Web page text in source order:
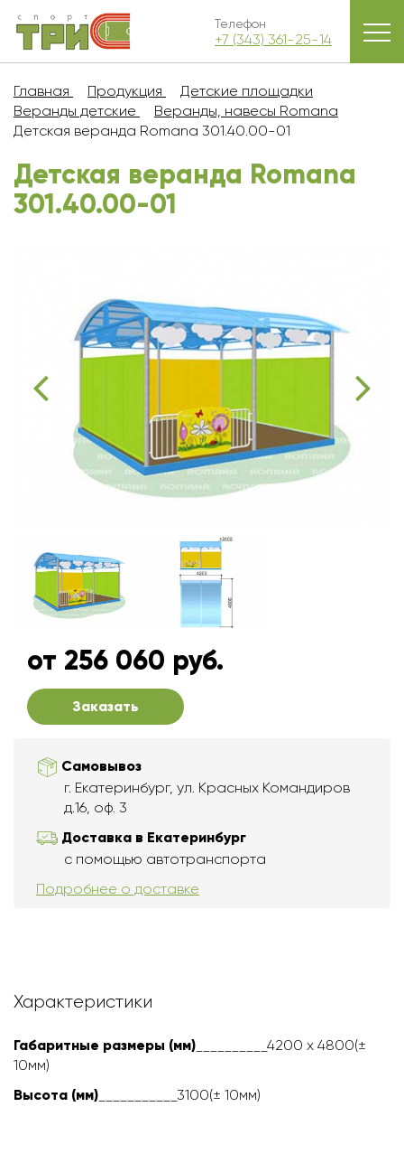
Телефон
+7 (343) 361-25-14
Главная Продукция
Детские площадки
Веранды детские
Веранды, навесы Romana
Детская веранда Romana 301.40.00-01
Детская веранда Romana
301.40.00-01
от 256 060 руб.
Заказать
Самовывоз
г. Екатеринбург, ул. Красных Командиров
д.16, оф. 3
Доставка в Екатеринбург
с помощью автотранспорта
Подробнее о доставке
Характеристики
Габаритные размеры (мм) __________4200 х 4800(±
10мм)
Высота (мм) ___________3100(± 10мм)